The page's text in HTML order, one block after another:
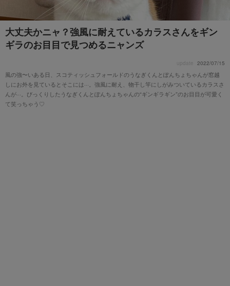
大丈夫かニャ？強風に耐えているカラスさんをギン
ギラのお目目で見つめるニャンズ
update 2022/07/15
風の強〜いある日、スコティッシュフォールドのうなぎくんとぽんちょちゃんが窓越
しにお外を見ているとそこには···。強風に耐え、物干し竿にしがみついているカラスさ
んが···。びっくりしたうなぎくんとぽんちょちゃんの“ギンギラギン”のお目目が可愛く
て笑っちゃう♡